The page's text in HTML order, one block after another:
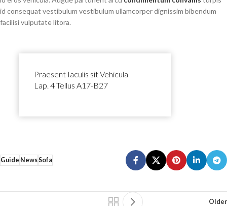
id consequat vestibulum vestibulum ullamcorper dignissim bibendum
facilisi vulputate litora.
Praesent Iaculis sit Vehicula
Lap. 4 Tellus A17-B27
Guide NewsSofa
Older